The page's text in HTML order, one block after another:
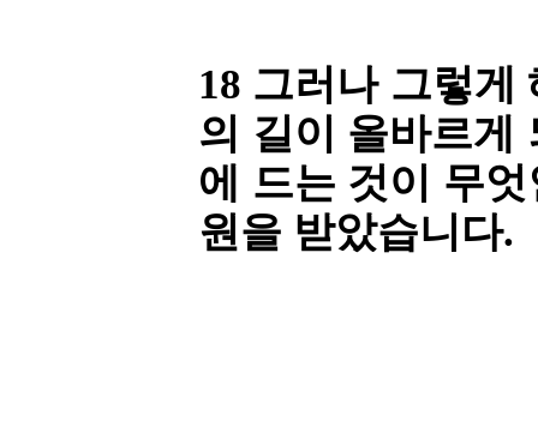
18 그러나 그렇게
의 길이 올바르게
에 드는 것이 무
원을 받았습니다.